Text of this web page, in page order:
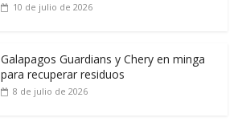
10 de julio de 2026
Galapagos Guardians y Chery en minga
para recuperar residuos
8 de julio de 2026